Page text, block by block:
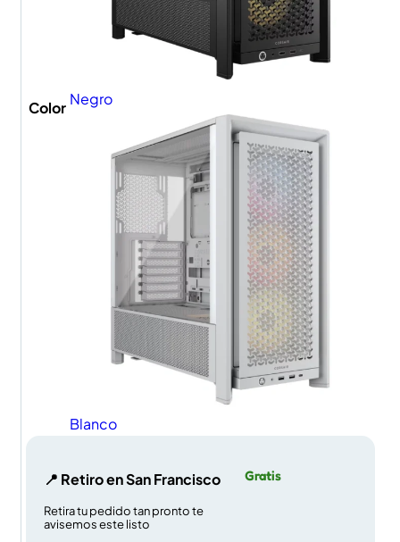
Color Negro
Blanco
📍 Retiro en San Francisco
Retira tu pedido tan pronto te
avisemos este listo
Gratis